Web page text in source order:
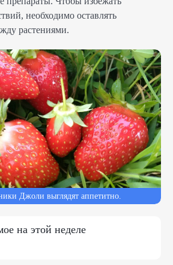
необходимо оставлять
растениями.
Джоли выглядят аппетитно.
на этой неделе